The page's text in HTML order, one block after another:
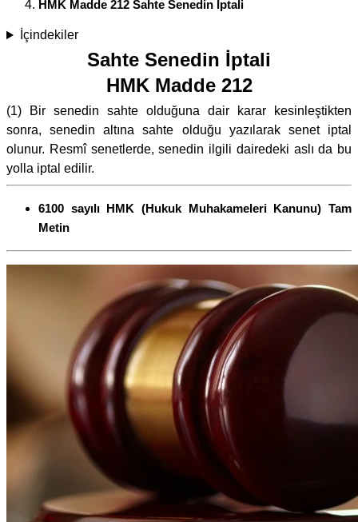
HMK Madde 212 Sahte Senedin İptali
İçindekiler
Sahte Senedin İptali
HMK Madde 212
(1) Bir senedin sahte olduğuna dair karar kesinleştikten
sonra, senedin altına sahte olduğu yazılarak senet iptal
olunur. Resmî senetlerde, senedin ilgili dairedeki aslı da bu
yolla iptal edilir.
6100 sayılı HMK (Hukuk Muhakameleri Kanunu) Tam
Metin